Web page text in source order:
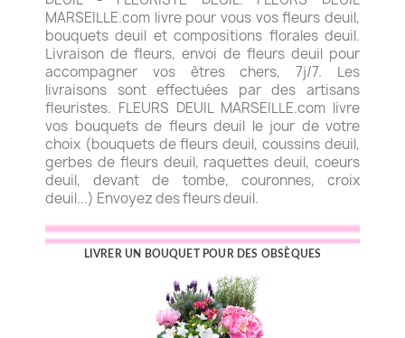
MARSEILLE.com livre pour vous vos fleurs deuil,
bouquets deuil et compositions florales deuil.
Livraison de fleurs, envoi de fleurs deuil pour
accompagner vos êtres chers, 7j/7. Les
livraisons sont effectuées par des artisans
fleuristes. FLEURS DEUIL MARSEILLE.com livre
vos bouquets de fleurs deuil le jour de votre
choix (bouquets de fleurs deuil, coussins deuil,
gerbes de fleurs deuil, raquettes deuil, coeurs
deuil, devant de tombe, couronnes, croix
deuil...) Envoyez des fleurs deuil.
LIVRER UN BOUQUET POUR DES OBSÈQUES